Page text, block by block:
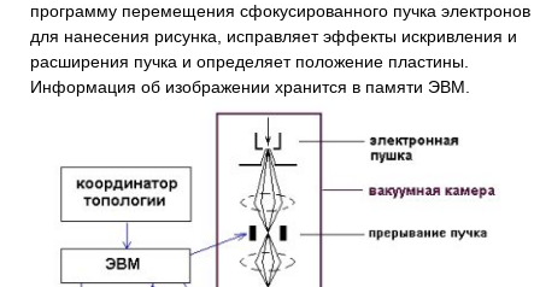
программу перемещения сфокусированного пучка электронов
для нанесения рисунка, исправляет эффекты искривления и
расширения пучка и определяет положение пластины.
Информация об изображении хранится в памяти ЭВМ.